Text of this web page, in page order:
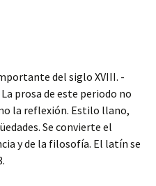
del siglo XVIII. -
prosa de este periodo no
la reflexión. Estilo llano,
Se convierte el
y de la filosofía. El latín se